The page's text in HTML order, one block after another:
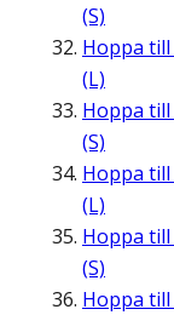
(S)
Hoppa till
(L)
Hoppa till
(S)
Hoppa till
(L)
Hoppa till
(S)
Hoppa till